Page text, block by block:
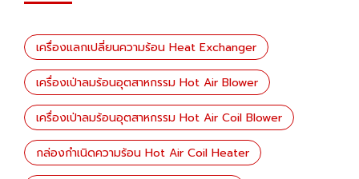
เครื่องแลกเปลี่ยนความร้อน Heat Exchanger
เครื่องเป่าลมร้อนอุตสาหกรรม Hot Air Blower
เครื่องเป่าลมร้อนอุตสาหกรรม Hot Air Coil Blower
กล่องกำเนิดความร้อน Hot Air Coil Heater